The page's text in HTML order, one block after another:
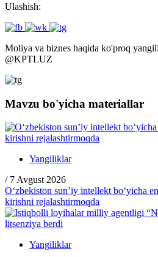
Ulashish:
Moliya va biznes haqida ko'proq
@KPTLUZ
Mavzu bo'yicha materiallar
Yangiliklar
/ 7 Avgust 2026
O‘zbekiston sun’iy intellekt bo‘yicha
kirishni rejalashtirmoqda
Yangiliklar